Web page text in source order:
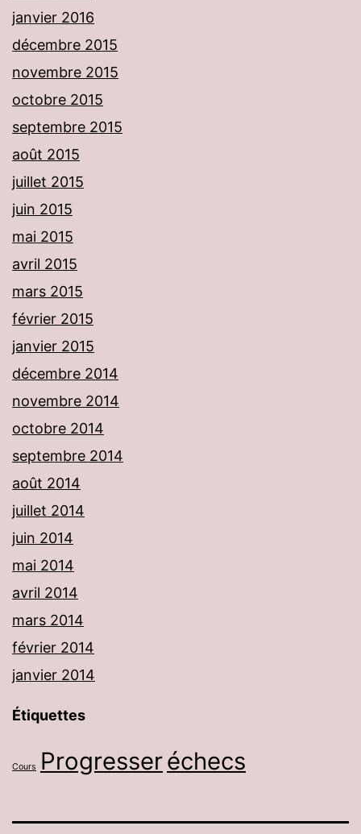
janvier 2016
décembre 2015
novembre 2015
octobre 2015
septembre 2015
août 2015
juillet 2015
juin 2015
mai 2015
avril 2015
mars 2015
février 2015
janvier 2015
décembre 2014
novembre 2014
octobre 2014
septembre 2014
août 2014
juillet 2014
juin 2014
mai 2014
avril 2014
mars 2014
février 2014
janvier 2014
Étiquettes
Cours Progresseréchecs